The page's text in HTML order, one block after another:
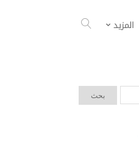
المزيد